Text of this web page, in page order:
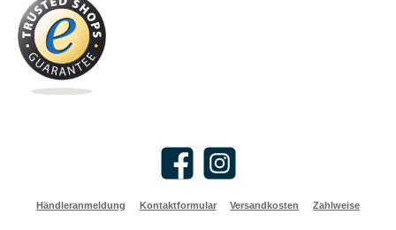
Facebook Instagram
Händleranmeldung Kontaktformular Versandkosten Zahlweise